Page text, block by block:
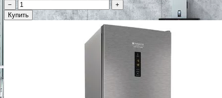
−
+
Купить